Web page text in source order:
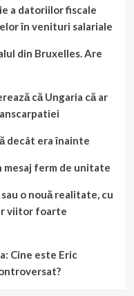
a datoriilor fiscale
în venituri salariale
din Bruxelles. Are
că Ungaria că ar
decât era înainte
ferm de unitate
o nouă realitate, cu
viitor foarte
Cine este Eric